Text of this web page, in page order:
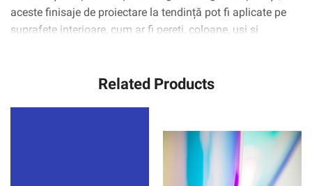
aceste finisaje de proiectare la tendință pot fi aplicate pe
suprafețe interioare, cum ar fi pereți, coloane, uși și
practic bulele de aer, simplificând și accelerând procesul
Related Products